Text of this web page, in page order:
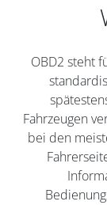
OBD2 steht
Fahrzeugen
bei den